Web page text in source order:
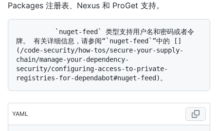
Packages 注册表、Nexus 和 ProGet 支持。
牌。 有关详细信息，请参阅“`nuget-feed`”中的 []
(/code-security/how-tos/secure-your-supply-
chain/manage-your-dependency-
security/configuring-access-to-private-
YAML